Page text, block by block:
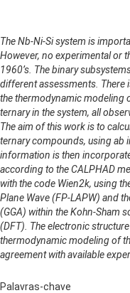
The Nb-Ni-Si system is
However, no experimental or
1960’s. The binary
different assessments. There
the thermodynamic modeling
ternary in the system, all
The aim of this work is to
ternary compounds, using ab
information is then
according to the CALPHAD
with the code Wien2k, using
Plane Wave (FP-LAPW) and
(GGA) within the Kohn-Sham
(DFT). The electronic
thermodynamic modeling of
agreement with available
Palavras-chave